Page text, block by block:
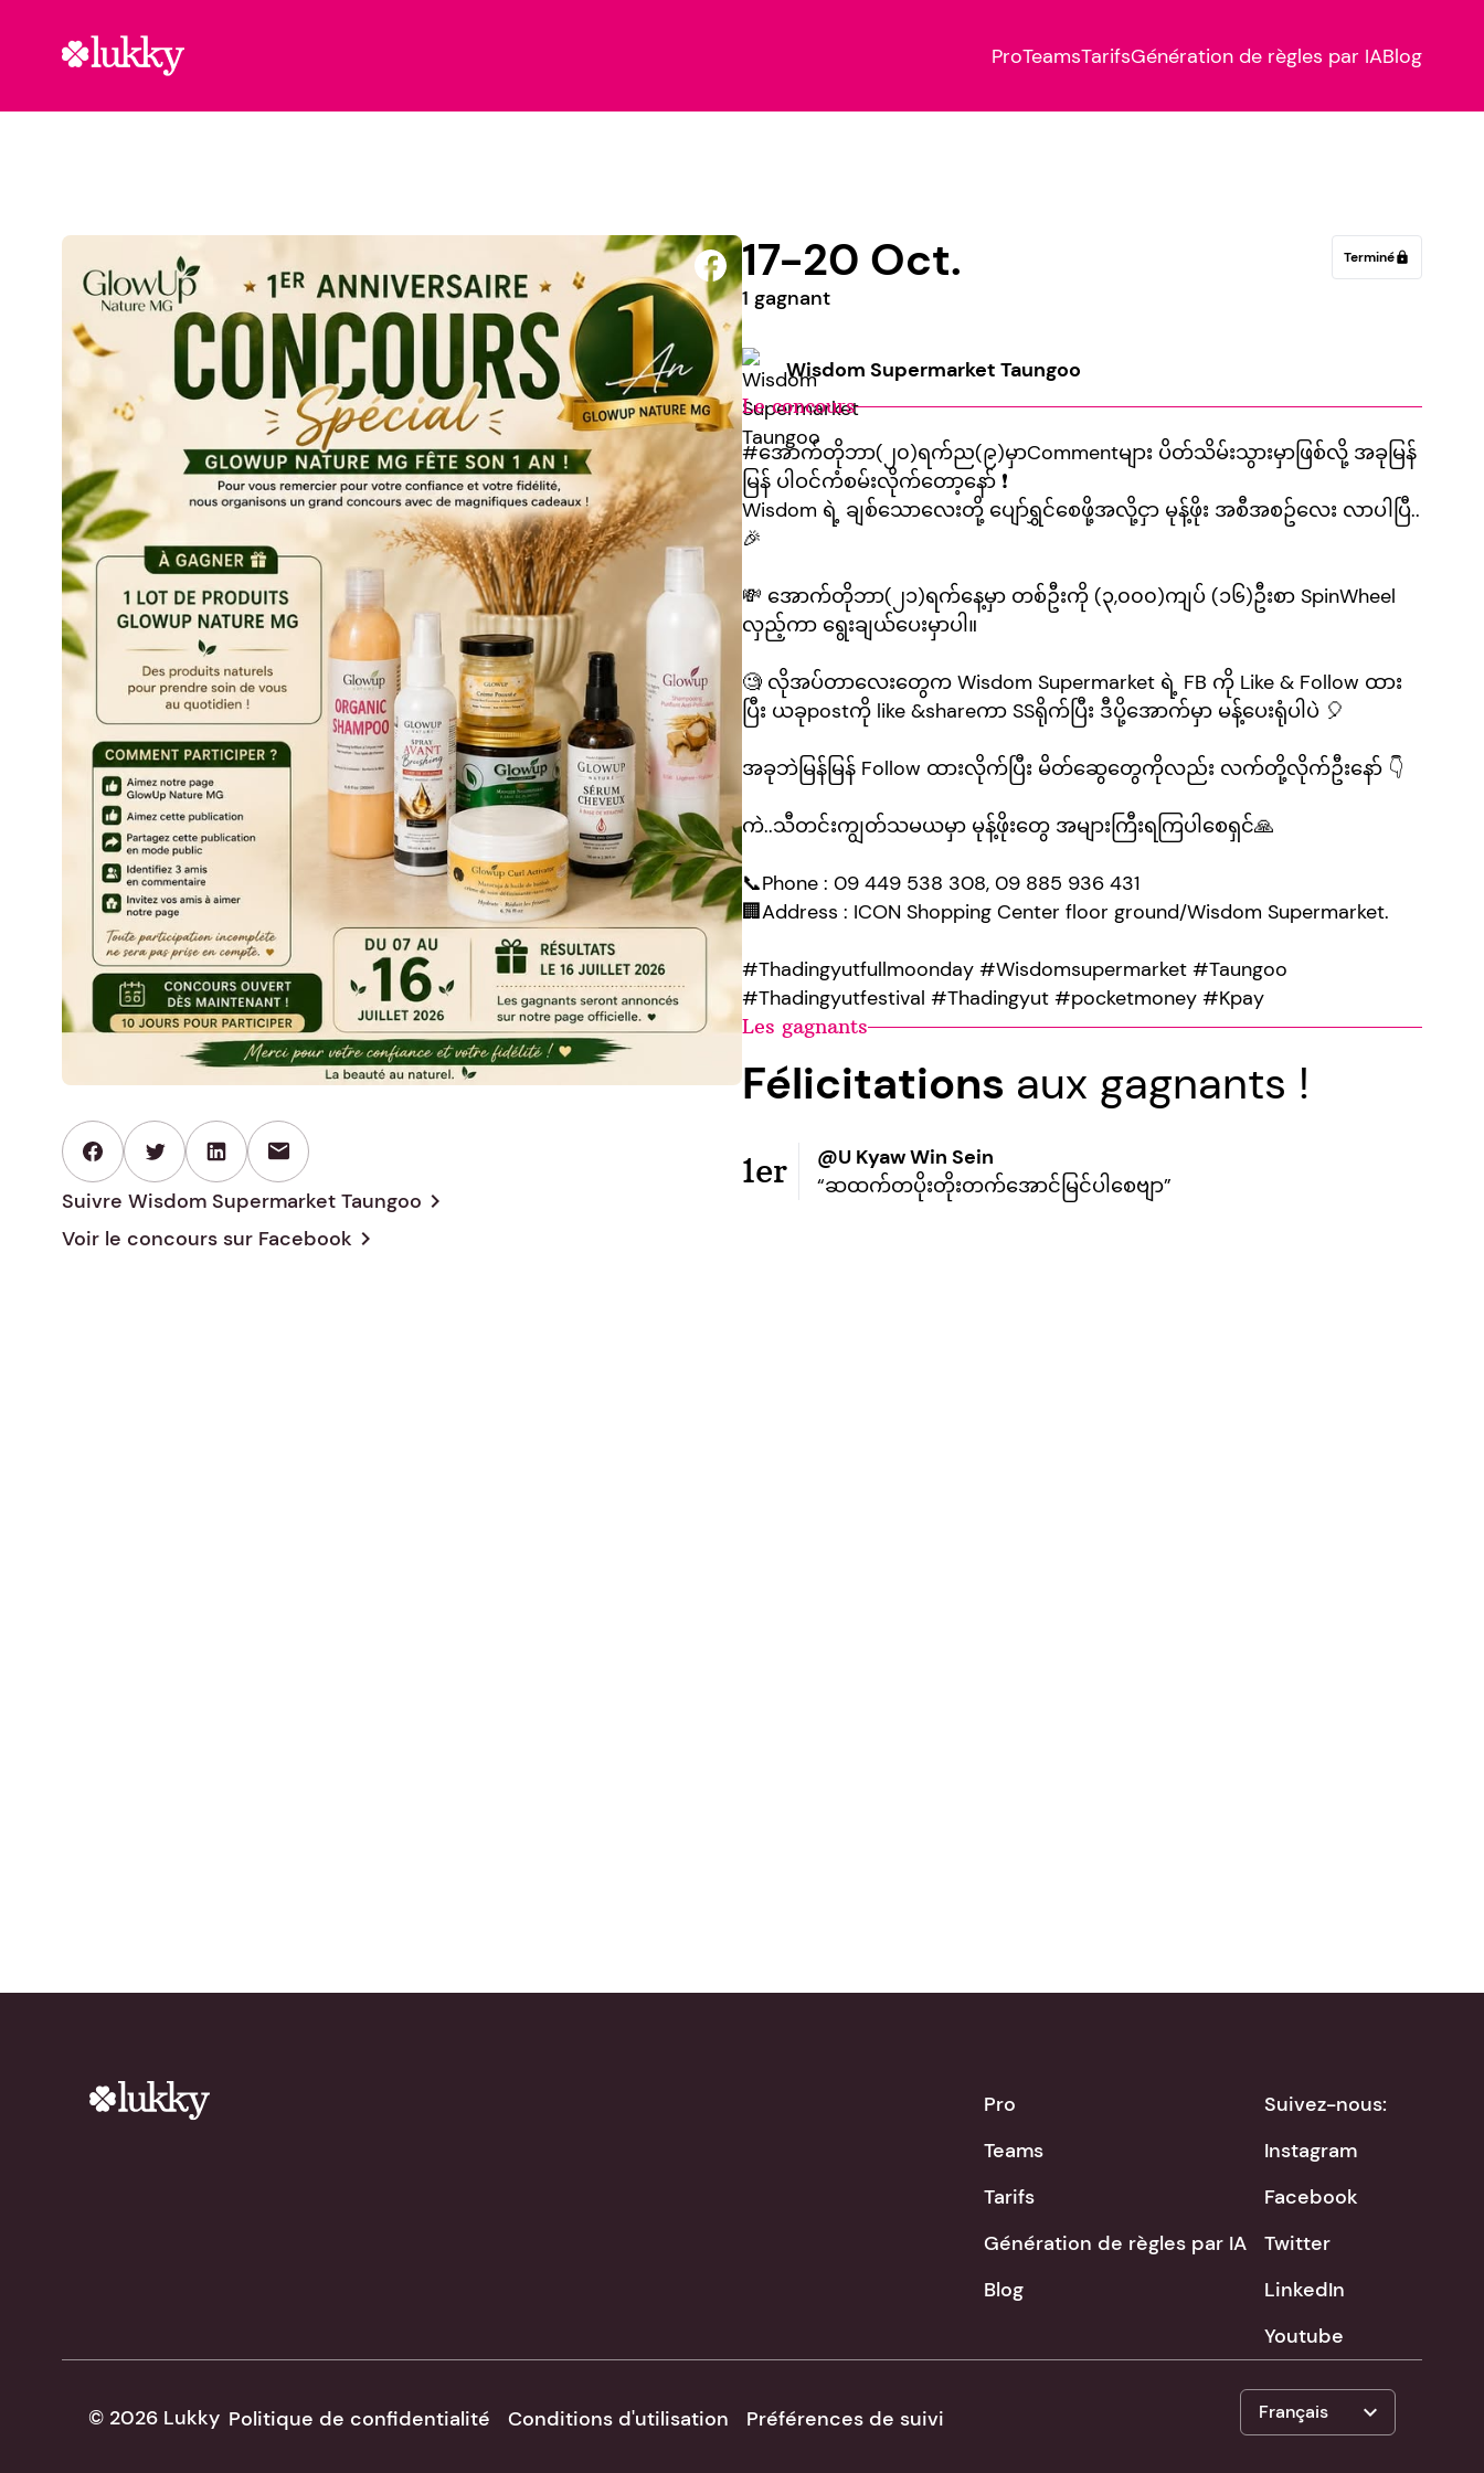
ProTeamsTarifsGénération de règles par IABlog
mail
Suivre Wisdom Supermarket Taungoo chevron_right
Voir le concours sur Facebook chevron_right
Terminélock
17-20 Oct.
1 gagnant
Wisdom Supermarket Taungoo
Le concours
#အောက်တိုဘာ(၂၀)ရက်ည(၉)မှာCommentများ ပိတ်သိမ်းသွားမှာဖြစ်လို့ အခုမြန်
မြန် ပါဝင်ကံစမ်းလိုက်​တော့​​နော် ❗️
Wisdom ရဲ့ ချစ်​သော​လေးတို့​​ ပျော်ရွှင်​စေဖို့အလို့ငှာ မုန့်ဖိုး အစီအစဥ်​လေး လာပါပြီ..
🎉
💸 အောက်တိုဘာ(၂၁)ရက်​နေ့မှာ တစ်ဦးကို (၃,၀၀၀)ကျပ် (၁၆)ဦးစာ SpinWheel
လှည့်ကာ ​ရွေးချယ်ပေးမှာပါ။
🧐 လိုအပ်တာ​လေး​တွေက Wisdom Supermarket ရဲ့ FB ကို Like & Follow ထား
ပြီး ယခုpostကို like &shareကာ SS​ရိုက်ပြီး ဒီပို့​အောက်မှာ မန့်​ပေးရုံပါပဲ 🎈
အခုဘဲမြန်မြန် Follow ထားလိုက်​ပြီး မိတ်​ဆွေ​တွေကိုလည်း လက်တို့လိုက်ဦး​နော် 👇
ကဲ..သီတင်းကျွတ်သမယမှာ မုန့်ဖိုး​တွေ အများကြီးရကြပါ​စေရှင်🙏
📞Phone : 09 449 538 308, 09 885 936 431
🏢Address : ICON Shopping Center floor ground/Wisdom Supermarket.
#Thadingyutfullmoonday #Wisdomsupermarket #Taungoo
#Thadingyutfestival #Thadingyut #pocketmoney #Kpay
Les gagnants
Félicitations aux gagnants !
1er
@U Kyaw Win Sein
“ဆထက်တပိုးတိုးတက်အောင်မြင်ပါစေဗျာ”
Pro
Teams
Tarifs
Génération de règles par IA
Blog
Suivez-nous:
Instagram
Facebook
Twitter
LinkedIn
Youtube
Français expand_more
Politique de confidentialité Conditions d'utilisation Préférences de suivi
© 2026 Lukky